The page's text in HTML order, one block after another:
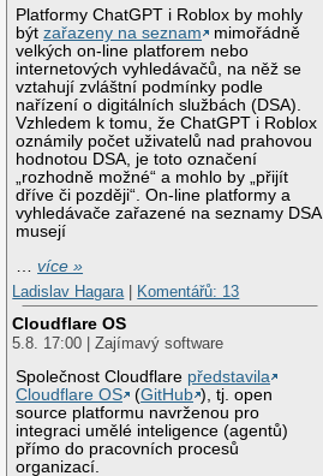
Platformy ChatGPT i Roblox by mohly
býtzařazeny na seznam
mimořádně
velkých on-line platforem nebo
internetových vyhledávačů, na něž se
vztahují zvláštní podmínky podle
nařízení o digitálních službách (DSA).
Vzhledem k tomu, že ChatGPT i Roblox
oznámily počet uživatelů nad prahovou
hodnotou DSA, je toto označení
„rozhodně možné“ a mohlo by „přijít
dříve či později“. On-line platformy a
vyhledávače zařazené na seznamy DSA
musejí
…více »
Ladislav Hagara| Komentářů: 13
Cloudflare OS
5.8. 17:00 | Zajímavý software
Společnost Cloudflare představila
Cloudflare OS
(GitHub ), tj. open
source platformu navrženou pro
integraci umělé inteligence (agentů)
přímo do pracovních procesů
organizací.